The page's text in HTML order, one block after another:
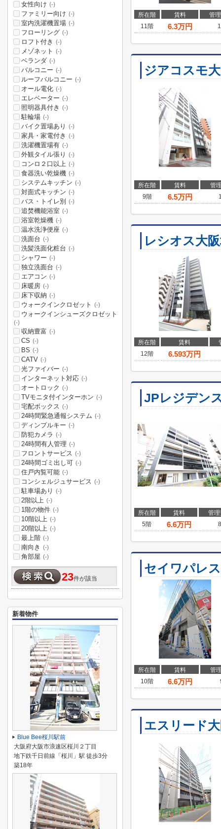
所在階 賃料
管
11階
6.3万円
ジアコスモ
所在階 賃料
管
9階
6.5万円
レシオス大
所在階 賃料
12階
6.593万円
JPレジデン
所在階 賃料
管
5階
6.6万円
セイワパレ
所在階 賃料
管
10階
6.6万円
エスリード
女性向け (-)
ファミリー向け (-)
室内洗濯機置場 (-)
フローリング (-)
ロフト付き (-)
メゾネット (-)
ベランダ (-)
バルコニー (-)
ルーフバルコニー (-)
オール電化 (-)
エレベーター (-)
照明器具付き (-)
駐輪場 (-)
バイク置場あり (-)
家具・家電付き (-)
洗濯機置場有 (-)
外観タイル張り (-)
コンロ２口以上 (-)
食器洗い乾燥機 (-)
システムキッチン (-)
対面式キッチン (-)
バス・トイレ別 (-)
追焚機能浴室 (-)
浴室乾燥機 (-)
温水洗浄便座 (-)
洗面台 (-)
洗髪洗面化粧台 (-)
シャワー (-)
独立洗面台 (-)
エアコン (-)
床暖房 (-)
床下収納 (-)
ウォークインクロゼット (-)
ウォークインシューズクロゼット
(-)
収納豊富 (-)
CS (-)
BS (-)
CATV (-)
光ファイバー (-)
インターネット対応 (-)
オートロック (-)
TVモニタ付インターホン (-)
宅配ボックス (-)
24時間緊急通報システム (-)
ディンプルキー (-)
防犯カメラ (-)
24時間有人管理 (-)
フロントサービス (-)
24時間ゴミ出し可 (-)
住戸内覧可能 (-)
コンシェルジュサービス (-)
駐車場あり (-)
2階以上 (-)
1階の物件 (-)
10階以上 (-)
20階以上 (-)
最上階 (-)
南向き (-)
角部屋 (-)
23件が該当
新着物件
Blue Bee桜川駅前
大阪府大阪市浪速区桜川２丁目
地下鉄千日前線「桜川」駅 徒歩3分
築18年